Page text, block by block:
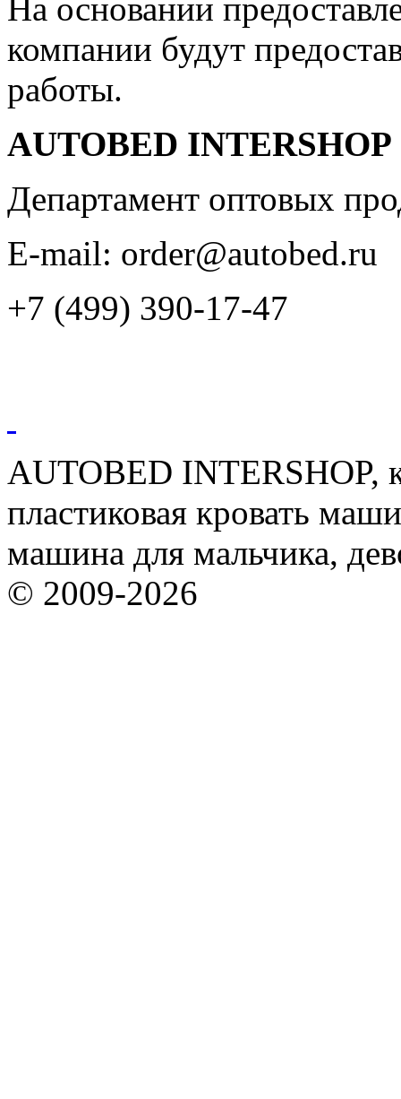
На основании
компании будут
работы.
AUTOBED INTERSHOP
Департамент оптовых
E-mail: order@autobed.ru
+7 (499) 390-17-47
AUTOBED INTERSHOP,
пластиковая кровать
машина для мальчика,
© 2009-2026